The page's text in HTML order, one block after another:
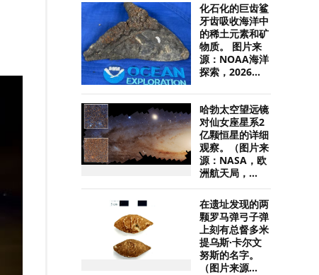
化石化的巨齿鲨
牙齿吸收海洋中
的稀土元素和矿
物质。 图片来
源：NOAA海洋
探索，2026...
哈勃太空望远镜
对仙女座星系2
亿颗恒星的详细
观察。（图片来
源：NASA，欧
洲航天局，...
在遗址发现的两
颗罗马弹弓子弹
上刻有总督多米
提乌斯·卡尔文
努斯的名字。
（图片来源...